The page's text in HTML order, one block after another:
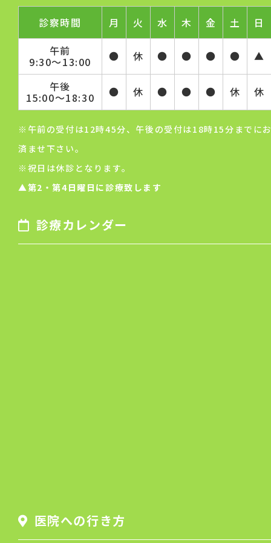
診察時間 月 火 水 木 金 土
日
午前
9:30～13:00 ● 休 ● ● ● ● ▲
午後
15:00～18:30 ● 休 ● ● ● 休 休
※午前の受付は12時45分、午後の受付は18時15分までに
済ませ下さい。
※祝日は休診となります。
▲第2・第4日曜日に診療致します
診療カレンダー
医院への行き方